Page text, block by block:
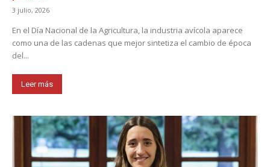
3 julio, 2026
En el Día Nacional de la Agricultura, la industria avícola aparece
como una de las cadenas que mejor sintetiza el cambio de época
del...
Leer más